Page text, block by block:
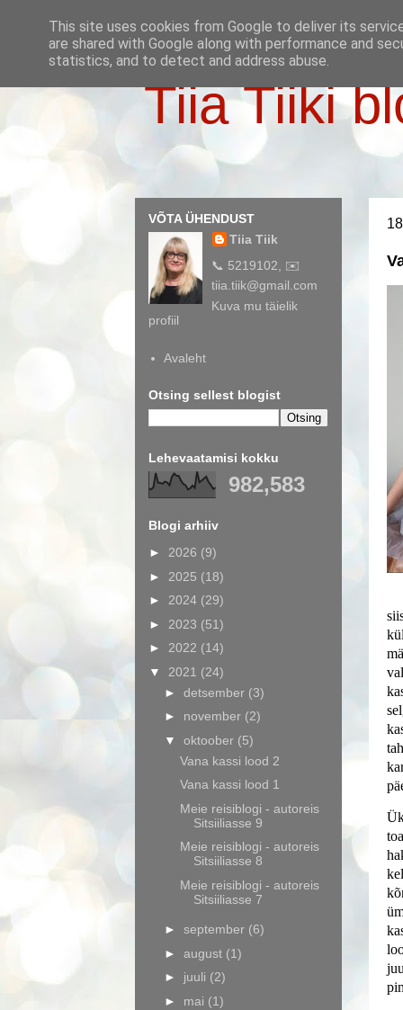
Tiia Tiiki
VÕTA ÜHENDUST
Tiia Tiik
📞 5219102, ✉️
tiia.tiik@gmail.com
Kuva mu täielik
profiil
Avaleht
Otsing sellest blogist
Lehevaatamisi kokku
982,583
Blogi arhiiv
► 2026 (9)
► 2025 (18)
► 2024 (29)
► 2023 (51)
► 2022 (14)
▼ 2021 (24)
► detsember (3)
► november (2)
▼ oktoober (5)
Vana kassi lood 2
Vana kassi lood 1
Meie reisiblogi - autoreis
Sitsiiliasse 9
Meie reisiblogi - autoreis
Sitsiiliasse 8
Meie reisiblogi - autoreis
Sitsiiliasse 7
► september (6)
► august (1)
► juuli (2)
► mai (1)
This site uses cookies from Google to deliver its
are shared with Google along with performance and
statistics, and to detect and address abuse.